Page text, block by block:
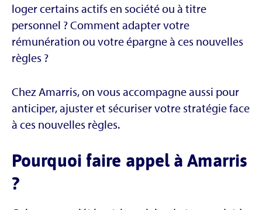
loger certains actifs en société ou à titre
personnel ? Comment adapter votre
rémunération ou votre épargne à ces nouvelles
règles ?
Chez Amarris, on vous accompagne aussi pour
anticiper, ajuster et sécuriser votre stratégie face
à ces nouvelles règles.
Pourquoi faire appel à Amarris
?